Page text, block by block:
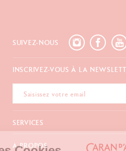
SUIVEZ-NOUS
INSCRIVEZ-VOUS À LA
SERVICES
E-Carte Cadeau
A PROPOS